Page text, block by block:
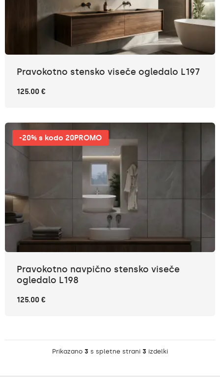
Pravokotno stensko viseče ogledalo L197
125.00 €
-20% s kodo 20PROMO
Pravokotno navpično stensko viseče
ogledalo L198
125.00 €
Prikazano 3 s spletne strani 3 izdelki